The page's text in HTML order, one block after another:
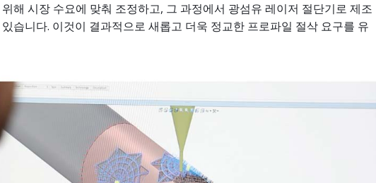
해 시장 수요에 맞춰 조정하고, 그 과정에서 광섬유 레이저 절단기로 제조
습니다. 이것이 결과적으로 새롭고 더욱 정교한 프로파일 절삭 요구를 유